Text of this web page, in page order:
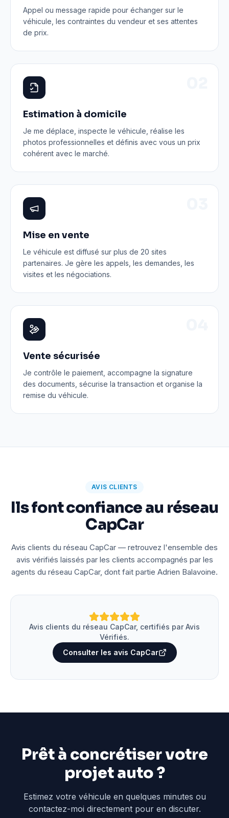
Appel ou message rapide pour échanger sur le
véhicule, les contraintes du vendeur et ses attentes
de prix.
Estimation à domicile
Je me déplace, inspecte le véhicule, réalise les
photos professionnelles et définis avec vous un prix
cohérent avec le marché.
Mise en vente
Le véhicule est diffusé sur plus de 20 sites
partenaires. Je gère les appels, les demandes, les
visites et les négociations.
Vente sécurisée
Je contrôle le paiement, accompagne la signature
des documents, sécurise la transaction et organise la
remise du véhicule.
AVIS CLIENTS
Ils font confiance au réseau
CapCar
Avis clients du réseau CapCar — retrouvez l'ensemble des
avis vérifiés laissés par les clients accompagnés par les
agents du réseau CapCar, dont fait partie Adrien Balavoine.
Avis clients du réseau CapCar, certifiés par Avis
Vérifiés.
Consulter les avis CapCar
Prêt à concrétiser votre
projet auto ?
Estimez votre véhicule en quelques minutes ou
contactez-moi directement pour en discuter.